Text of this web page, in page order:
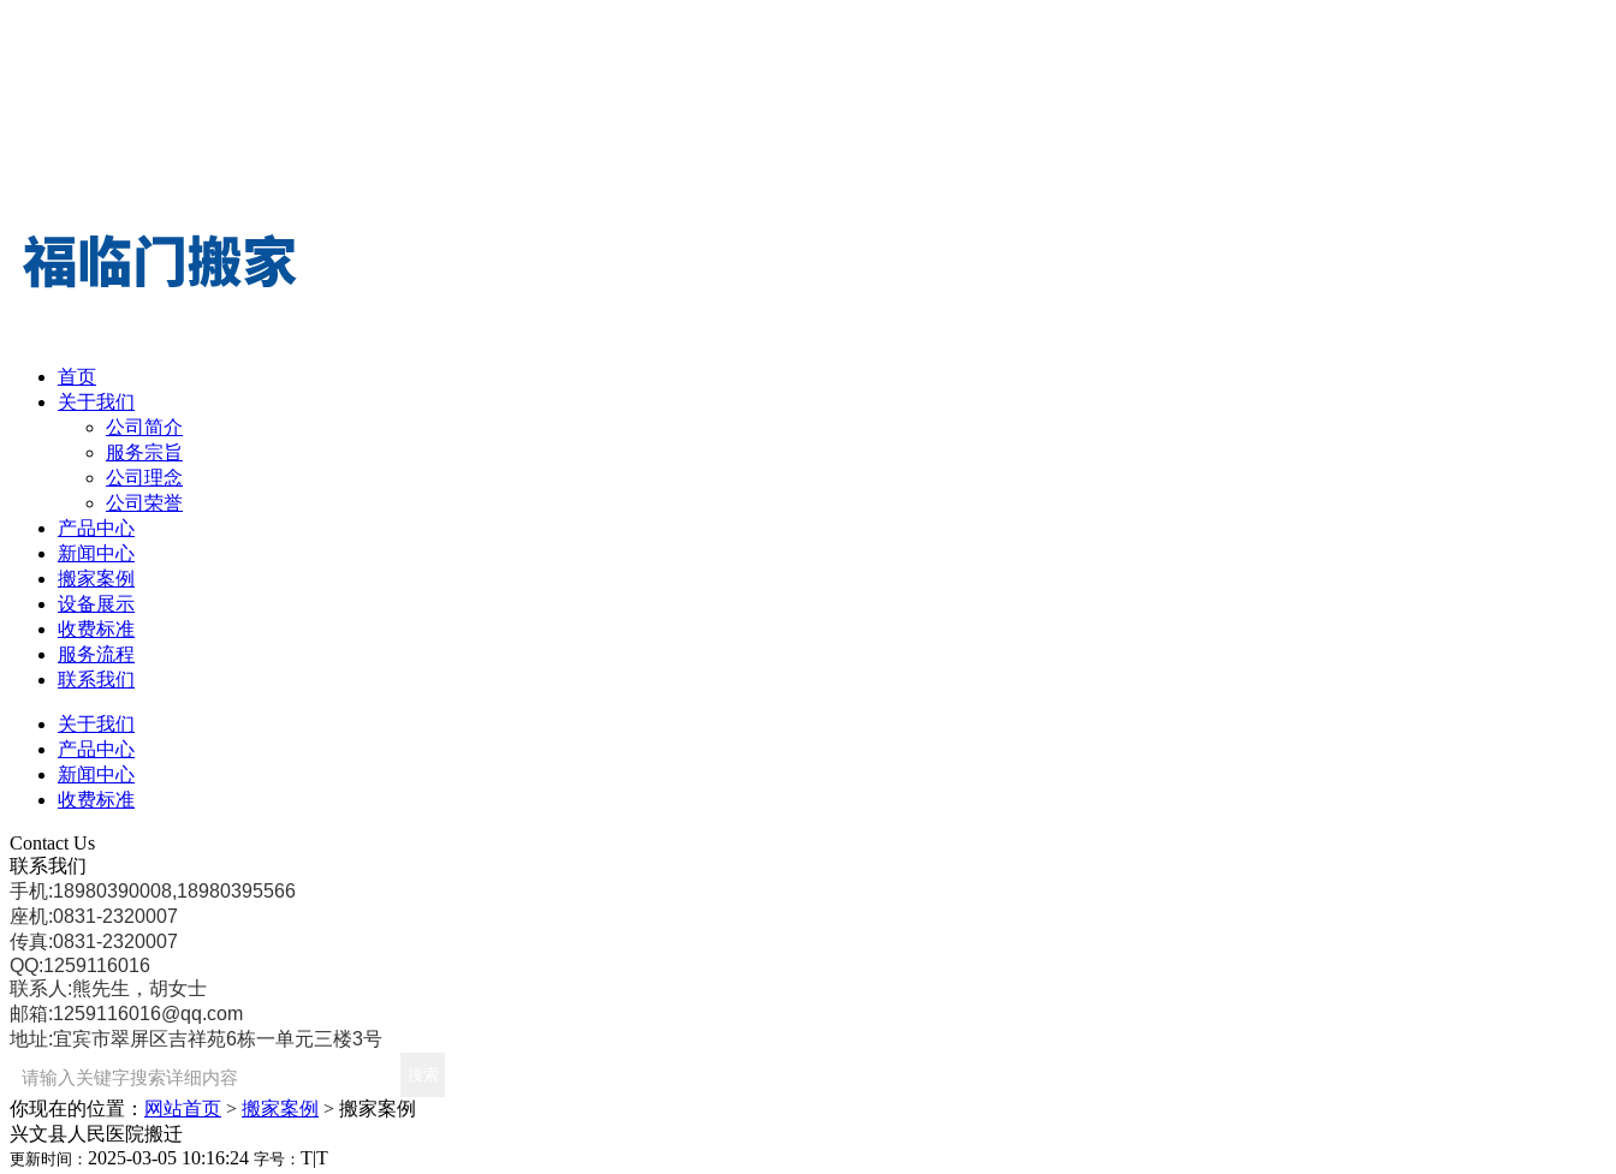
首页
关于我们
公司简介
服务宗旨
公司理念
公司荣誉
产品中心
新闻中心
搬家案例
设备展示
收费标准
服务流程
联系我们
关于我们
产品中心
新闻中心
收费标准
Contact Us
联系我们
手机:18980390008,18980395566
座机:0831-2320007
传真:0831-2320007
QQ:1259116016
联系人:熊先生，胡女士
邮箱:1259116016@qq.com
地址:宜宾市翠屏区吉祥苑6栋一单元三楼3号
你现在的位置： 网站首页 > 搬家案例 > 搬家案例
兴文县人民医院搬迁
更新时间： 2025-03-05 10:16:24 字号： T|T